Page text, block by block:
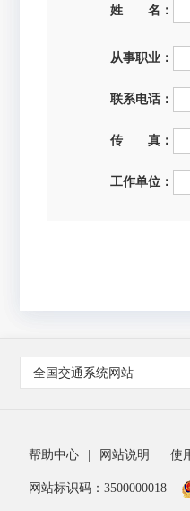
姓 名：
从事职业：
联系电话：
传 真：
工作单位：
全国交通系统网站
帮助中心 网站说明 使
网站标识码：3500000018